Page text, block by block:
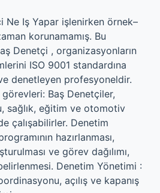
Ne Iş Yapar işlenirken örnek–
korunamamış. Bu
Denetçi , organizasyonların
ISO 9001 standardına
denetleyen profesyoneldir.
görevleri: Baş Denetçiler,
sağlık, eğitim ve otomotiv
çalışabilirler. Denetim
hazırlanması,
ve görev dağılımı,
Denetim Yönetimi :
açılış ve kapanış